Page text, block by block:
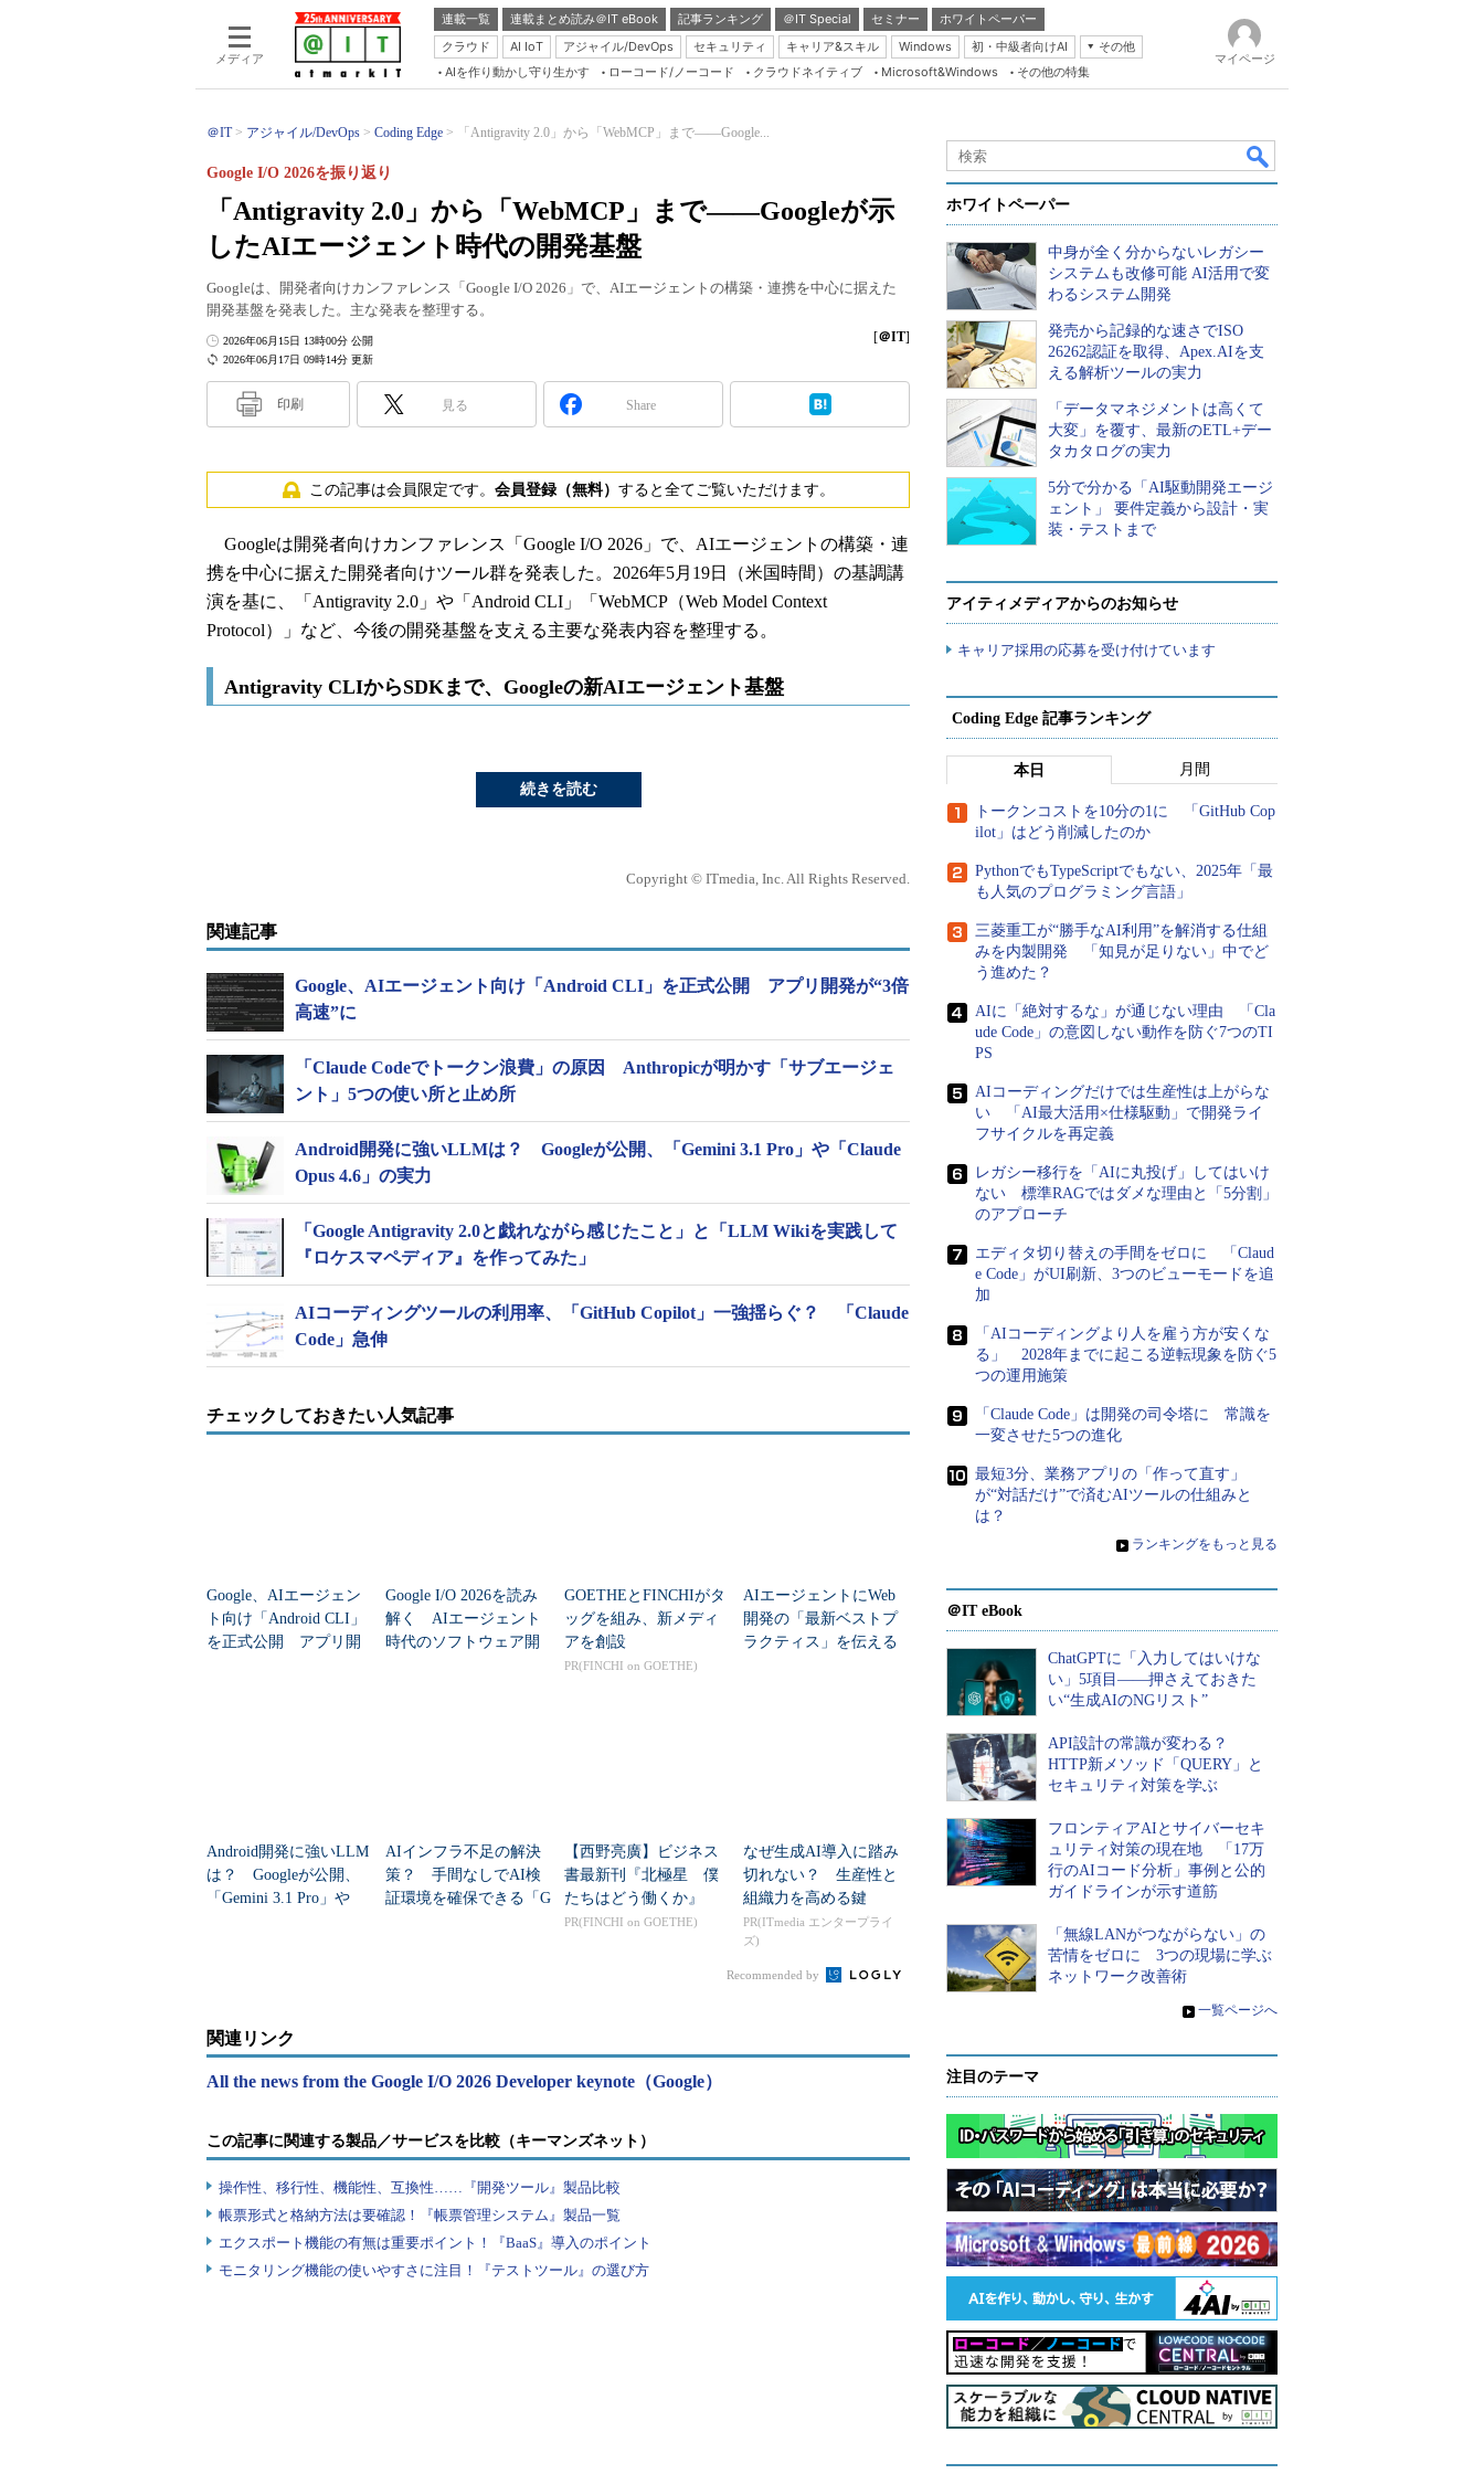
メディア
連載一覧 連載まとめ読み＠IT eBook 記事ランキング ＠IT Special セミナー
ホワイトペーパー
クラウド
AI IoT アジャイル/DevOps セキュリティ キャリア&スキル Windows 初・中級者向けAI
その他
Server & Storage
Java Agile
Database Expert
Linux ＆ OSS
Master of IP Network
Security & Trust
ブログ
AIを作り動かし守り生かす ローコード/ノーコード クラウドネイティブ Microsoft&Windows その他の特集
マイページ
＠IT アジャイル/DevOps Coding Edge 「Antigravity 2.0」から「WebMCP」まで――Google...
「Antigravity 2.0」から「WebMCP」まで――Googleが示
したAIエージェント時代の開発基盤
Google I/O 2026を振り返り
Googleは、開発者向けカンファレンス「Google I/O 2026」で、AIエージェントの構築・連携を中心に据えた
開発基盤を発表した。主な発表を整理する。
2026年06月17日 09時14分 更新
2026年06月15日 13時00分 公開 [＠IT]
印刷 見る Share
この記事は会員限定です。 会員登録（無料） すると全てご覧いただけます。
Googleは開発者向けカンファレンス「Google I/O 2026」で、AIエージェントの構築・連
携を中心に据えた開発者向けツール群を発表した。2026年5月19日（米国時間）の基調講
演を基に、「Antigravity 2.0」や「Android CLI」「WebMCP（Web Model Context
Protocol）」など、今後の開発基盤を支える主要な発表内容を整理する。
Antigravity CLIからSDKまで、Googleの新AIエージェント基盤
続きを読む
Copyright © ITmedia, Inc. All Rights Reserved.
関連記事
Google、AIエージェント向け「Android CLI」を正式公開 アプリ開発が“3倍
高速”に
「Claude Codeでトークン浪費」の原因 Anthropicが明かす「サブエージェ
ント」5つの使い所と止め所
Android開発に強いLLMは？ Googleが公開、「Gemini 3.1 Pro」や「Claude
Opus 4.6」の実力
「Google Antigravity 2.0と戯れながら感じたこと」と「LLM Wikiを実践して
『ロケスマペディア』を作ってみた」
AIコーディングツールの利用率、「GitHub Copilot」一強揺らぐ？ 「Claude
Code」急伸
チェックしておきたい人気記事
Google、AIエージェン
ト向け「Android CLI」
を正式公開 アプリ開
Google I/O 2026を読み
解く AIエージェント
時代のソフトウェア開
GOETHEとFINCHIがタ
ッグを組み、新メディ
アを創設
PR(FINCHI on GOETHE)
AIエージェントにWeb
開発の「最新ベストプ
ラクティス」を伝える
Android開発に強いLLM
は？ Googleが公開、
「Gemini 3.1 Pro」や
AIインフラ不足の解決
策？ 手間なしでAI検
証環境を確保できる「G
【西野亮廣】ビジネス
書最新刊『北極星 僕
たちはどう働くか』
PR(FINCHI on GOETHE)
なぜ生成AI導入に踏み
切れない？ 生産性と
組織力を高める鍵
PR(ITmedia エンタープライ
ズ)
Recommended by
関連リンク
All the news from the Google I/O 2026 Developer keynote（Google）
この記事に関連する製品／サービスを比較（キーマンズネット）
操作性、移行性、機能性、互換性……『開発ツール』製品比較
帳票形式と格納方法は要確認！『帳票管理システム』製品一覧
エクスポート機能の有無は重要ポイント！『BaaS』導入のポイント
モニタリング機能の使いやすさに注目！『テストツール』の選び方
ホワイトペーパー
中身が全く分からないレガシー
システムも改修可能 AI活用で変
わるシステム開発
発売から記録的な速さでISO
26262認証を取得、Apex.AIを支
える解析ツールの実力
「データマネジメントは高くて
大変」を覆す、最新のETL+デー
タカタログの実力
5分で分かる「AI駆動開発エージ
ェント」 要件定義から設計・実
装・テストまで
アイティメディアからのお知らせ
キャリア採用の応募を受け付けています
Coding Edge 記事ランキング
本日 月間
トークンコストを10分の1に 「GitHub Cop
ilot」はどう削減したのか
PythonでもTypeScriptでもない、2025年「最
も人気のプログラミング言語」
三菱重工が“勝手なAI利用”を解消する仕組
みを内製開発 「知見が足りない」中でど
う進めた？
AIに「絶対するな」が通じない理由 「Cla
ude Code」の意図しない動作を防ぐ7つのTI
PS
AIコーディングだけでは生産性は上がらな
い 「AI最大活用×仕様駆動」で開発ライ
フサイクルを再定義
レガシー移行を「AIに丸投げ」してはいけ
ない 標準RAGではダメな理由と「5分割」
のアプローチ
エディタ切り替えの手間をゼロに 「Claud
e Code」がUI刷新、3つのビューモードを追
加
「AIコーディングより人を雇う方が安くな
る」 2028年までに起こる逆転現象を防ぐ5
つの運用施策
「Claude Code」は開発の司令塔に 常識を
一変させた5つの進化
最短3分、業務アプリの「作って直す」
が“対話だけ”で済むAIツールの仕組みと
は？
» ランキングをもっと見る
＠IT eBook
ChatGPTに「入力してはいけな
い」5項目――押さえておきた
い“生成AIのNGリスト”
API設計の常識が変わる？
HTTP新メソッド「QUERY」と
セキュリティ対策を学ぶ
フロンティアAIとサイバーセキ
ュリティ対策の現在地 「17万
行のAIコード分析」事例と公的
ガイドラインが示す道筋
「無線LANがつながらない」の
苦情をゼロに 3つの現場に学ぶ
ネットワーク改善術
» 一覧ページへ
注目のテーマ